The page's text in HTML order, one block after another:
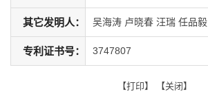
其它发明人： 吴海涛 卢晓春 汪瑞 任品毅
专利证书号： 3747807
【打印】 【关闭 】